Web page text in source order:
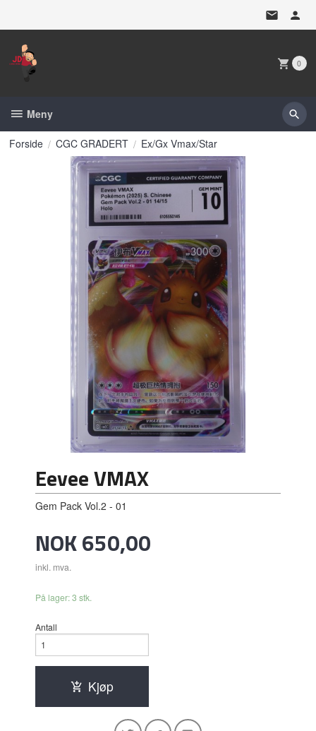
0
Meny
Forside CGC GRADERT Ex/Gx Vmax/Star
Eevee VMAX
Gem Pack Vol.2 - 01
Pris
NOK650,00
inkl. mva.
På lager: 3 stk.
Antall
Kjøp